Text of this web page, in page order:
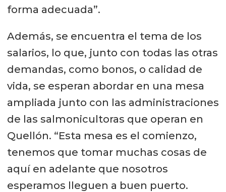
forma adecuada”.
Además, se encuentra el tema de los
salarios, lo que, junto con todas las otras
demandas, como bonos, o calidad de
vida, se esperan abordar en una mesa
ampliada junto con las administraciones
de las salmonicultoras que operan en
Quellón. “Esta mesa es el comienzo,
tenemos que tomar muchas cosas de
aquí en adelante que nosotros
esperamos lleguen a buen puerto.